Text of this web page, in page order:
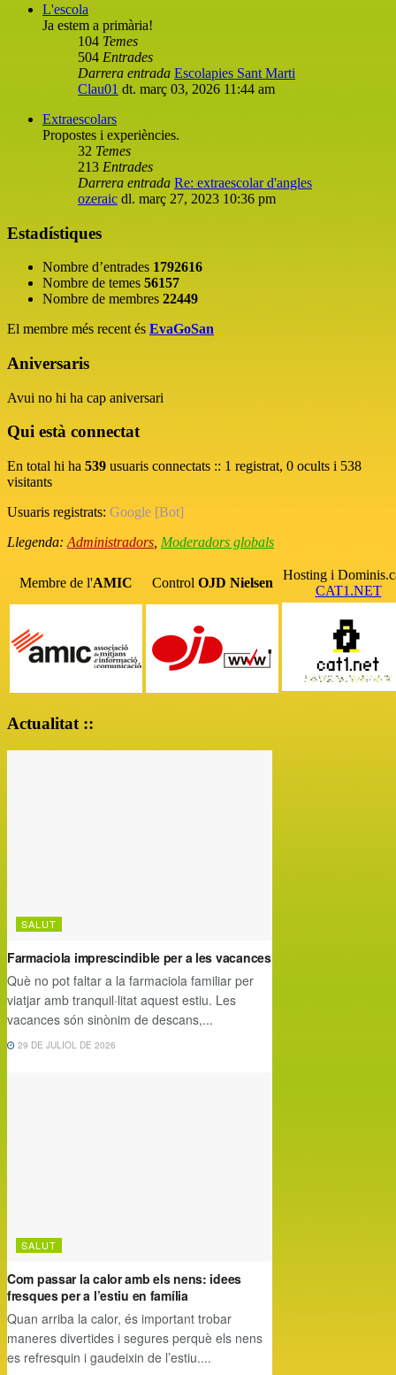
L'escola
Ja estem a primària!
104 Temes
504 Entrades
Darrera entrada Escolapies Sant Marti
Clau01 dt. març 03, 2026 11:44 am
Extraescolars
Propostes i experiències.
32 Temes
213 Entrades
Darrera entrada Re: extraescolar d'angles
ozeraic dl. març 27, 2023 10:36 pm
Estadístiques
Nombre d’entrades 1792616
Nombre de temes 56157
Nombre de membres 22449
El membre més recent és EvaGoSan
Aniversaris
Avui no hi ha cap aniversari
Qui està connectat
En total hi ha 539 usuaris connectats :: 1 registrat, 0 ocults i 538
visitants
Usuaris registrats: Google [Bot]
Llegenda: Administradors Moderadors globals
Membre de l'AMIC Control OJD Nielsen
Hosting i
CAT1.NET
Actualitat ::